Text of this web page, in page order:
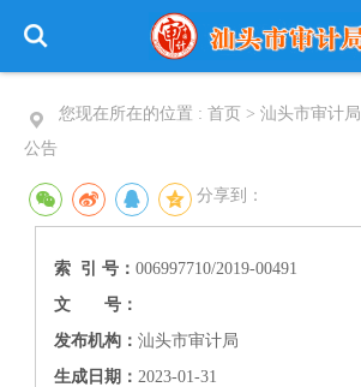
您现在所在的位置 : 首页 > 汕头市审计局
公告
分享到：
索 引 号：006997710/2019-00491
文 号：
发布机构：汕头市审计局
生成日期：2023-01-31